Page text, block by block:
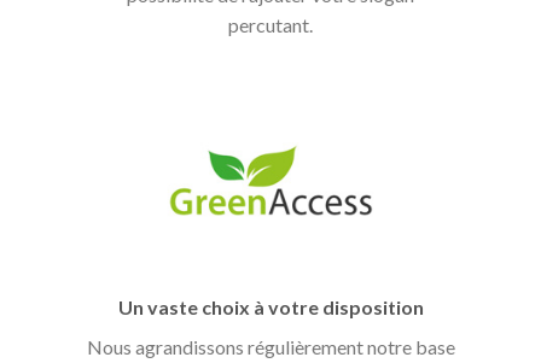
percutant.
Un vaste choix à votre disposition
Nous agrandissons régulièrement notre base